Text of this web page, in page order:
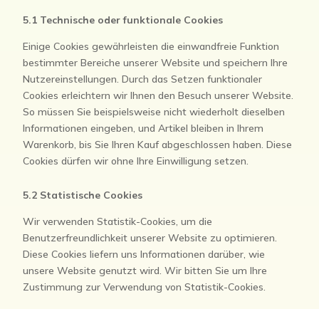
5.1 Technische oder funktionale Cookies
Einige Cookies gewährleisten die einwandfreie Funktion
bestimmter Bereiche unserer Website und speichern Ihre
Nutzereinstellungen. Durch das Setzen funktionaler
Cookies erleichtern wir Ihnen den Besuch unserer Website.
So müssen Sie beispielsweise nicht wiederholt dieselben
Informationen eingeben, und Artikel bleiben in Ihrem
Warenkorb, bis Sie Ihren Kauf abgeschlossen haben. Diese
Cookies dürfen wir ohne Ihre Einwilligung setzen.
5.2 Statistische Cookies
Wir verwenden Statistik-Cookies, um die
Benutzerfreundlichkeit unserer Website zu optimieren.
Diese Cookies liefern uns Informationen darüber, wie
unsere Website genutzt wird. Wir bitten Sie um Ihre
Zustimmung zur Verwendung von Statistik-Cookies.